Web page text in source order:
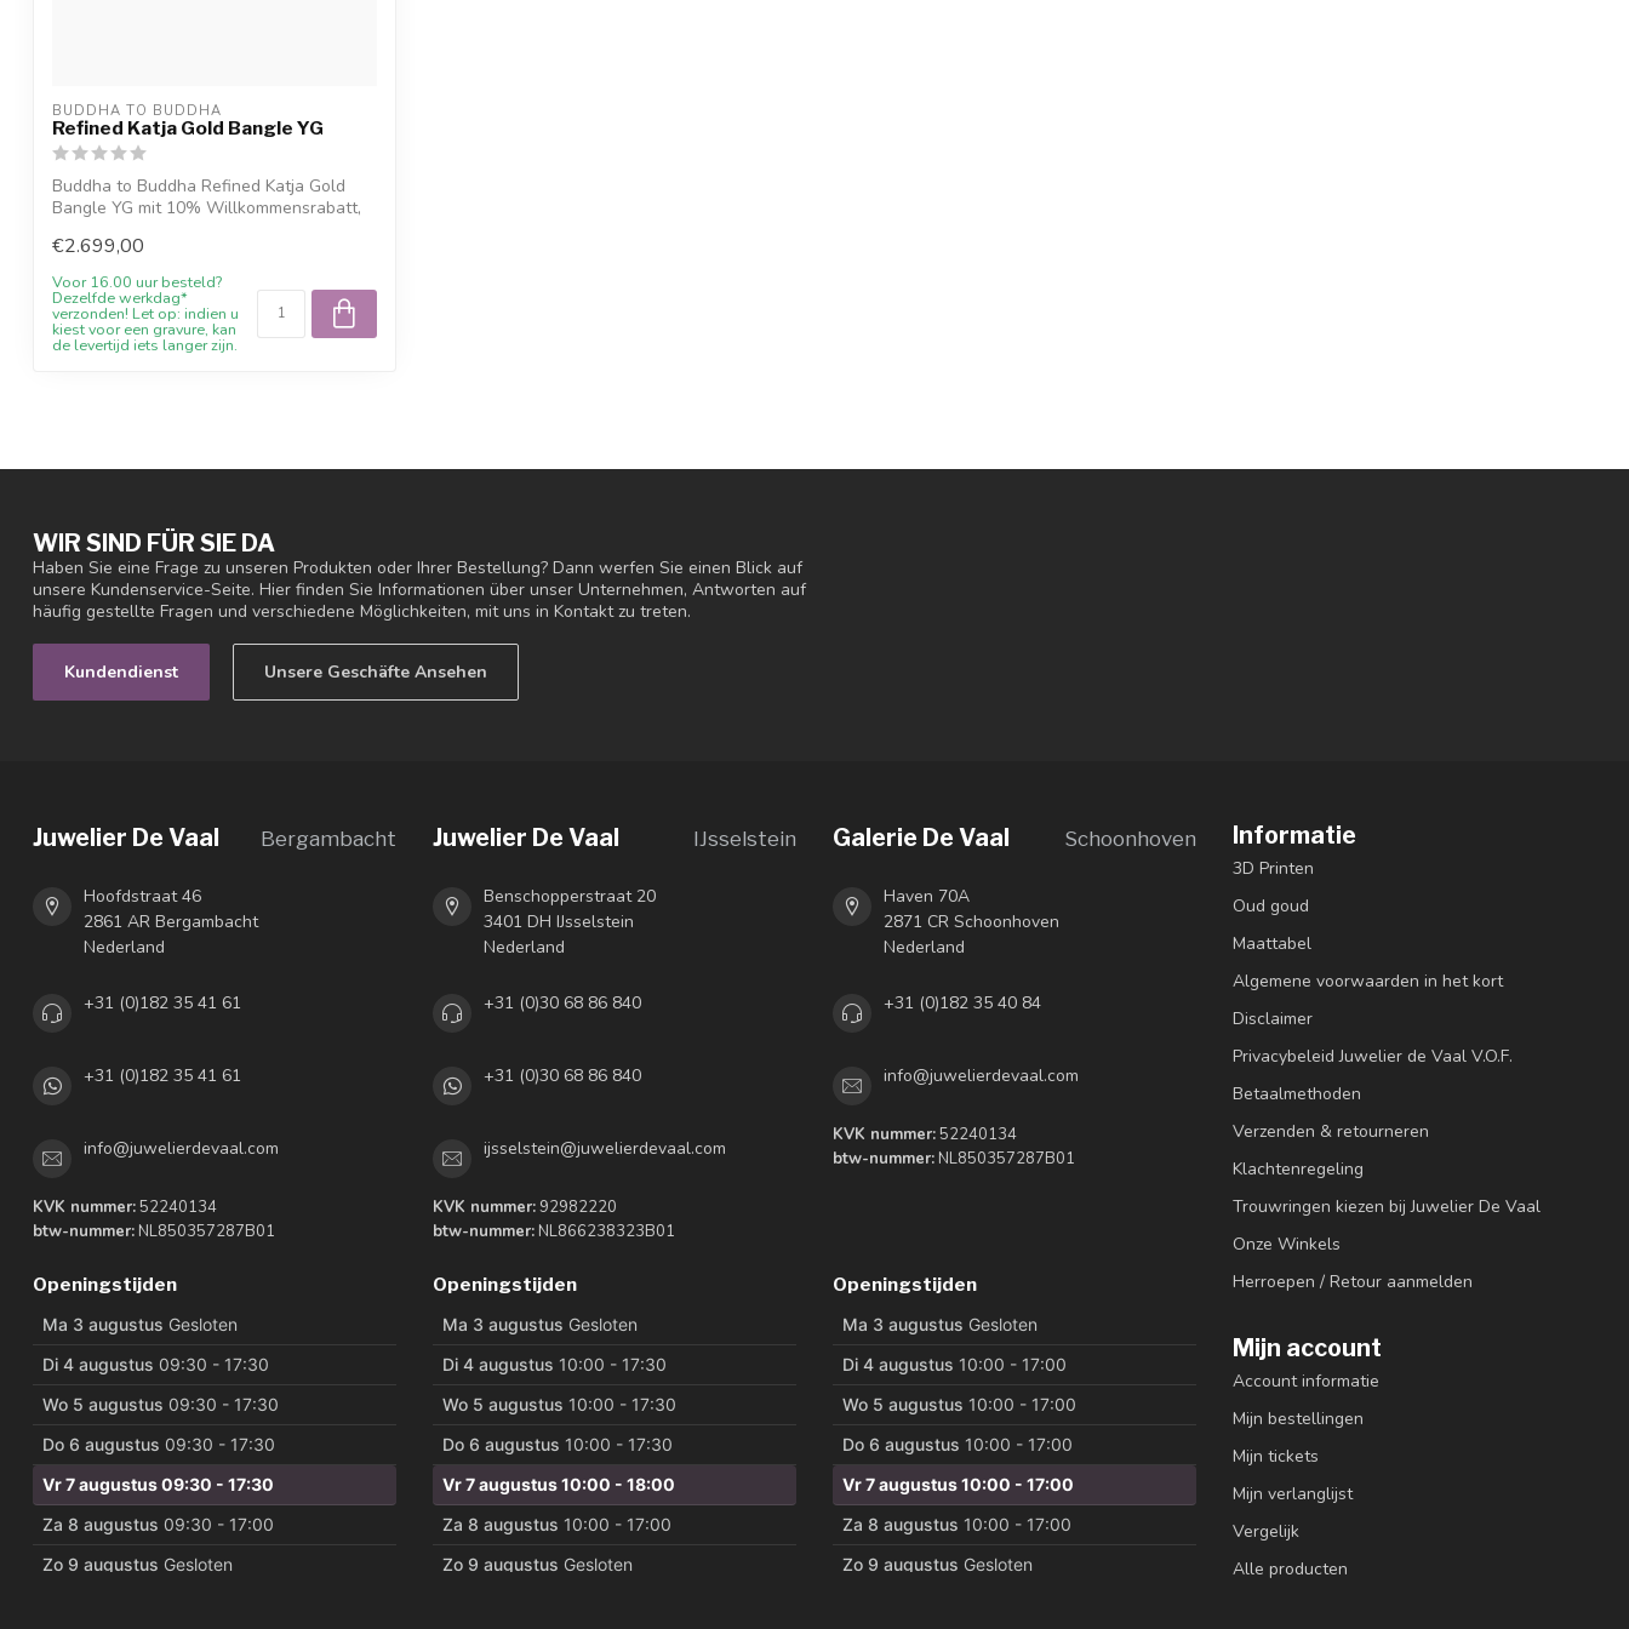
BUDDHA TO BUDDHA
Refined Katja Gold Bangle YG
Buddha to Buddha Refined Katja Gold
Bangle YG mit 10% Willkommensrabatt,
€2.699,00
Voor 16.00 uur besteld?
Dezelfde werkdag*
verzonden! Let op: indien u
kiest voor een gravure, kan
de levertijd iets langer zijn.
WIR SIND FÜR SIE DA
Haben Sie eine Frage zu unseren Produkten oder Ihrer Bestellung? Dann werfen Sie einen Blick auf
unsere Kundenservice-Seite. Hier finden Sie Informationen über unser Unternehmen, Antworten auf
häufig gestellte Fragen und verschiedene Möglichkeiten, mit uns in Kontakt zu treten.
Kundendienst Unsere Geschäfte Ansehen
Juwelier De Vaal Bergambacht
Hoofdstraat 46
2861 AR Bergambacht
Nederland
+31 (0)182 35 41 61
+31 (0)182 35 41 61
info@juwelierdevaal.com
KVK nummer: 52240134
btw-nummer: NL850357287B01
Openingstijden
Juwelier De Vaal IJsselstein
Benschopperstraat 20
3401 DH IJsselstein
Nederland
+31 (0)30 68 86 840
+31 (0)30 68 86 840
ijsselstein@juwelierdevaal.com
KVK nummer:92982220
btw-nummer: NL866238323B01
Openingstijden
Galerie De Vaal Schoonhoven
Haven 70A
2871 CR Schoonhoven
Nederland
+31 (0)182 35 40 84
info@juwelierdevaal.com
KVK nummer: 52240134
btw-nummer: NL850357287B01
Openingstijden
Informatie
3D Printen
Oud goud
Maattabel
Algemene voorwaarden in het kort
Disclaimer
Privacybeleid Juwelier de Vaal V.O.F.
Betaalmethoden
Verzenden & retourneren
Klachtenregeling
Trouwringen kiezen bij Juwelier De Vaal
Onze Winkels
Herroepen / Retour aanmelden
Mijn account
Account informatie
Mijn bestellingen
Mijn tickets
Mijn verlanglijst
Vergelijk
Alle producten